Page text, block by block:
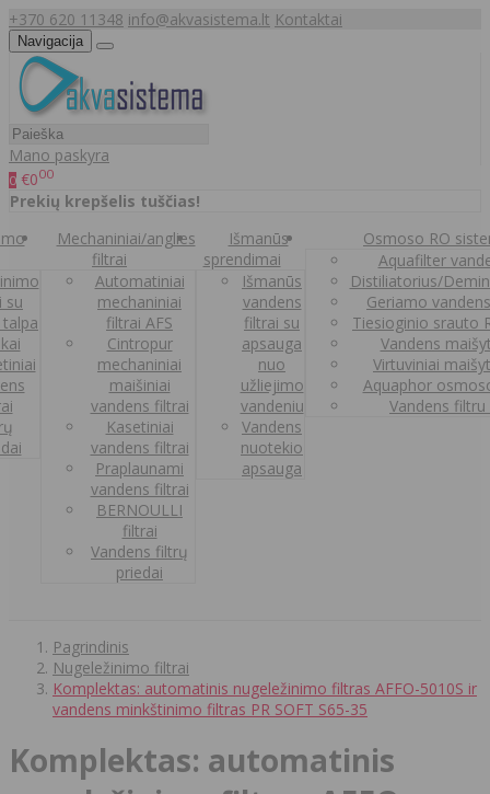
+370 620 11348 info@akvasistema.lt Kontaktai
Navigacija
Mano paskyra
0 €000
Prekių krepšelis tuščias!
su
Mechaniniai/anglies
filtrai
Automatiniai
mechaniniai
filtrai AFS
Cintropur
mechaniniai
maišiniai
vandens filtrai
Kasetiniai
vandens filtrai
Praplaunami
vandens filtrai
BERNOULLI
filtrai
Vandens filtrų
priedai
Išmanūs
sprendimai
Išmanūs
vandens
filtrai su
apsauga
nuo
užliejimo
vandeniu
Vandens
nuotekio
apsauga
Osmoso RO
Aquafilter
Distiliatorius/
Geriamo
Tiesioginio srauto
Vandens
Virtuviniai
Aquaphor
Vandens filtru
Pagrindinis
Nugeležinimo filtrai
Komplektas: automatinis nugeležinimo filtras AFFO-5010S ir
vandens minkštinimo filtras PR SOFT S65-35
Komplektas: automatinis